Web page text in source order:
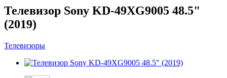
Телевизор Sony KD-49XG9005 48.5"
(2019)
Телевизоры